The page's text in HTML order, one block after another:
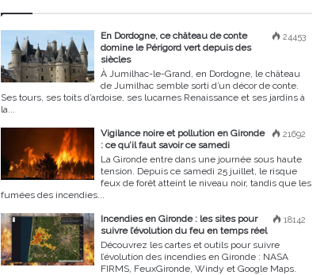
24453
En Dordogne, ce château de conte
domine le Périgord vert depuis des
siècles
À Jumilhac-le-Grand, en Dordogne, le château
de Jumilhac semble sorti d’un décor de conte.
Ses tours, ses toits d’ardoise, ses lucarnes Renaissance et ses jardins à
la...
21692
Vigilance noire et pollution en Gironde
: ce qu’il faut savoir ce samedi
La Gironde entre dans une journée sous haute
tension. Depuis ce samedi 25 juillet, le risque
feux de forêt atteint le niveau noir, tandis que les
fumées des incendies...
18142
Incendies en Gironde : les sites pour
suivre l’évolution du feu en temps réel
Découvrez les cartes et outils pour suivre
l’évolution des incendies en Gironde : NASA
FIRMS, FeuxGironde, Windy et Google Maps.